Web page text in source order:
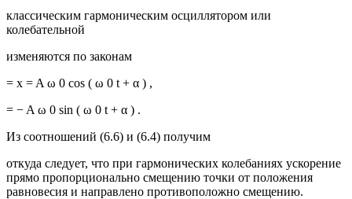
классическим гармоническим осциллятором или
колебательной
изменяются по законам
= x = A ω 0 cos ( ω 0 t + α ) ,
= − A ω 0 sin ( ω 0 t + α ) .
Из соотношений (6.6) и (6.4) получим
откуда следует, что при гармонических колебаниях ускорение
прямо пропорционально смещению точки от положения
равновесия и направлено противоположно смещению.